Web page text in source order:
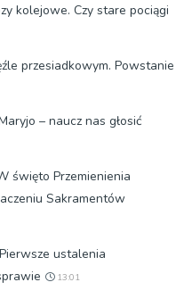
kolejowe. Czy stare pociągi
przesiadkowym. Powstanie
– naucz nas głosić
święto Przemienienia
Sakramentów
ustalenia
13:01